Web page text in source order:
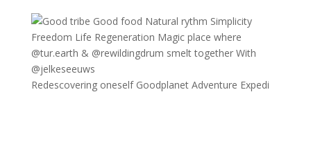
Redescovering oneself Goodplanet Adventure Expedi